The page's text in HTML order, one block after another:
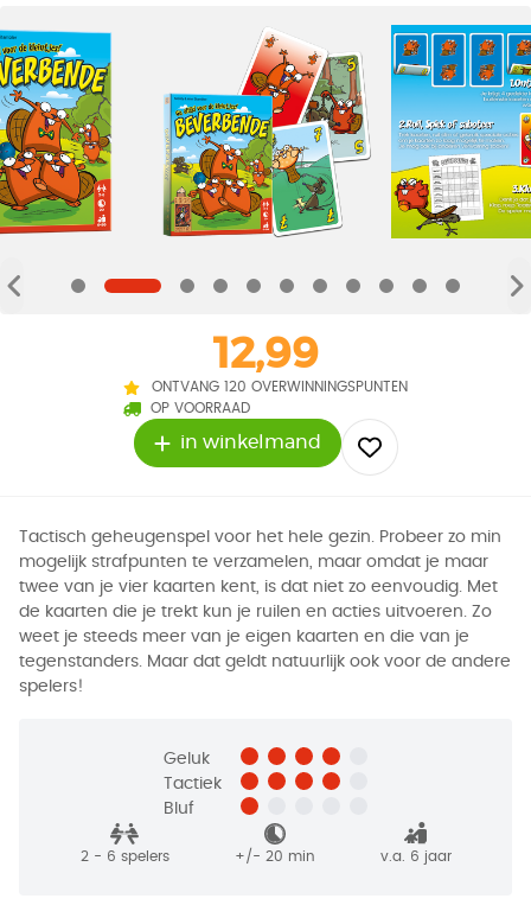
12,99
ONTVANG 120 OVERWINNINGSPUNTEN
OP VOORRAAD
in winkelmand
Tactisch geheugenspel voor het hele gezin. Probeer zo min
mogelijk strafpunten te verzamelen, maar omdat je maar
twee van je vier kaarten kent, is dat niet zo eenvoudig. Met
de kaarten die je trekt kun je ruilen en acties uitvoeren. Zo
weet je steeds meer van je eigen kaarten en die van je
tegenstanders. Maar dat geldt natuurlijk ook voor de andere
spelers!
Geluk
Tactiek
Bluf
2 - 6 spelers +/- 20 min v.a. 6 jaar